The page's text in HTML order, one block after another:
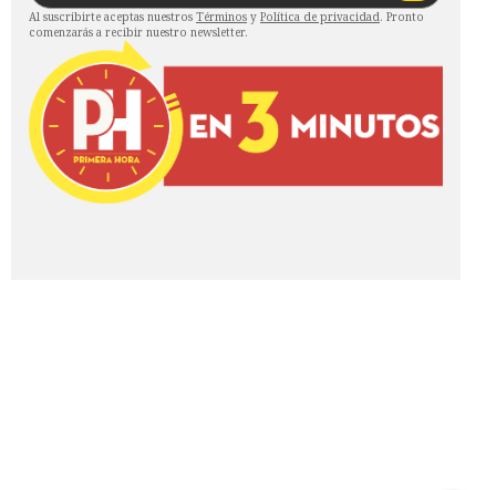
Al suscribirte aceptas nuestros Términos y Política de privacidad. Pronto
comenzarás a recibir nuestro newsletter.